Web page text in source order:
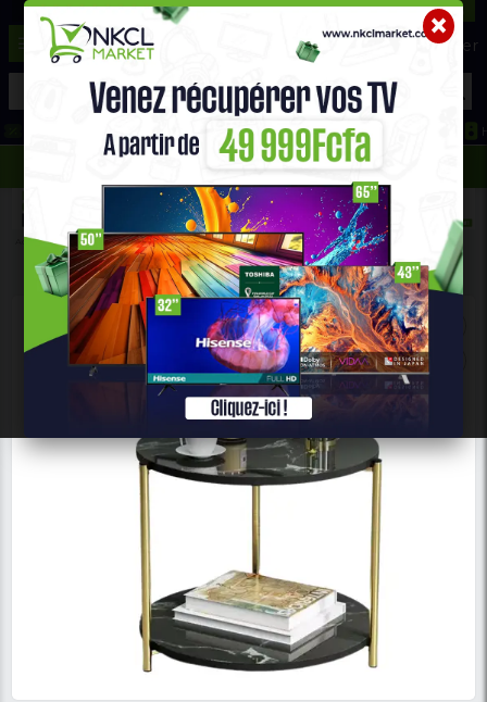
☰ Aide ?
Promo Congélateur Telephone Hightech
693 71 25 25 652 36 21 34
Maison & Bureau TABLE BASSE Et GUÉRIDON